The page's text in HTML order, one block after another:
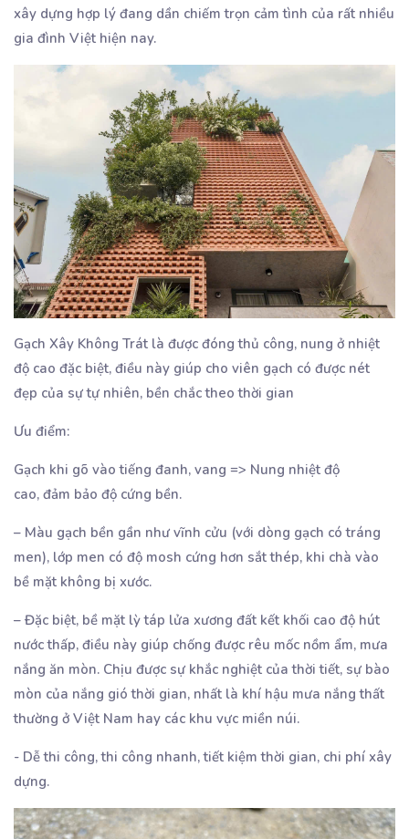
xây dựng hợp lý đang dần chiếm trọn cảm tình của rất nhiều
gia đình Việt hiện nay.
Gạch Xây Không Trát là được đóng thủ công, nung ở nhiệt
độ cao đặc biệt, điều này giúp cho viên gạch có được nét
đẹp của sự tự nhiên, bền chắc theo thời gian
Ưu điểm:
Gạch khi gõ vào tiếng đanh, vang => Nung nhiệt độ
cao, đảm bảo độ cứng bền.
– Màu gạch bền gần như vĩnh cửu (với dòng gạch có tráng
men), lớp men có độ mosh cứng hơn sắt thép, khi chà vào
bề mặt không bị xước.
– Đặc biệt, bề mặt lỳ táp lửa xương đất kết khối cao độ hút
nước thấp, điều này giúp chống được rêu mốc nồm ẩm, mưa
nắng ăn mòn. Chịu được sự khắc nghiệt của thời tiết, sự bào
mòn của nắng gió thời gian, nhất là khí hậu mưa nắng thất
thường ở Việt Nam hay các khu vực miền núi.
- Dễ thi công, thi công nhanh, tiết kiệm thời gian, chi phí xây
dựng.